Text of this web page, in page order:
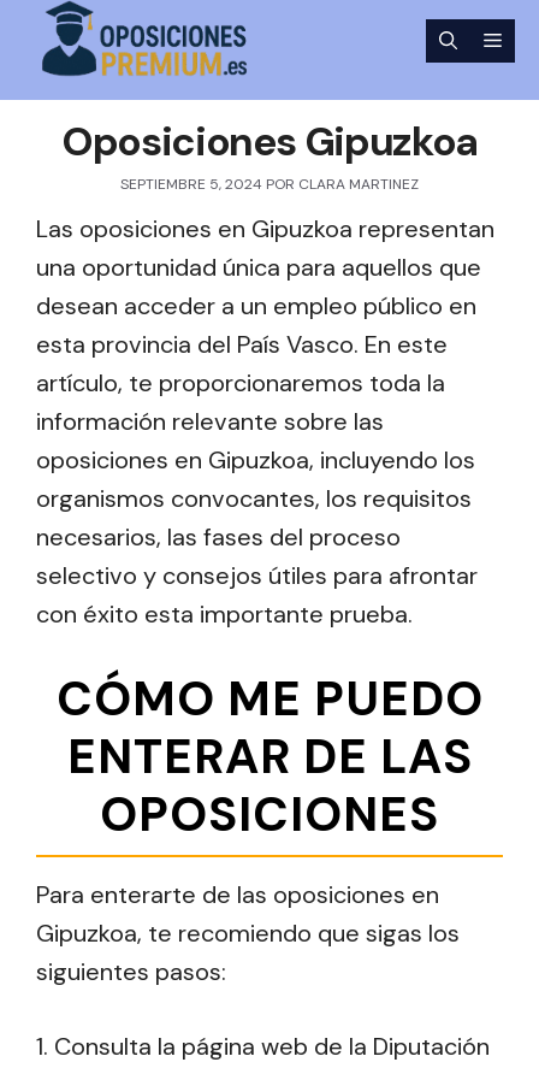
Saltar
contenido
Oposiciones Gipuzkoa
SEPTIEMBRE 5, 2024 POR CLARA MARTINEZ
Las oposiciones en Gipuzkoa representan
una oportunidad única para aquellos que
desean acceder a un empleo público en
esta provincia del País Vasco. En este
artículo, te proporcionaremos toda la
información relevante sobre las
oposiciones en Gipuzkoa, incluyendo los
organismos convocantes, los requisitos
necesarios, las fases del proceso
selectivo y consejos útiles para afrontar
con éxito esta importante prueba.
CÓMO ME PUEDO
ENTERAR DE LAS
OPOSICIONES
Para enterarte de las oposiciones en
Gipuzkoa, te recomiendo que sigas los
siguientes pasos:
1. Consulta la página web de la Diputación